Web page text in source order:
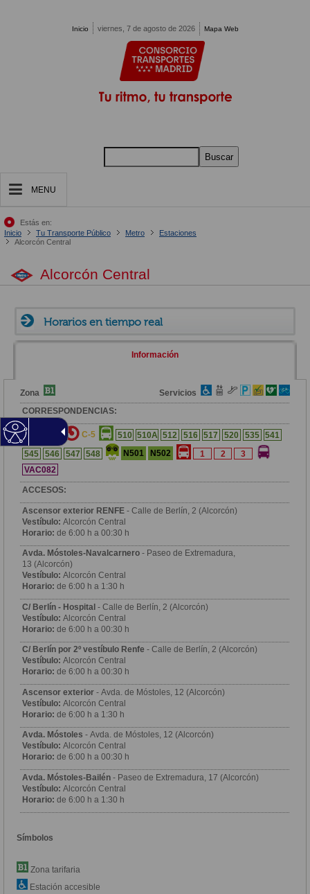
Inicio viernes, 7 de agosto de 2026 Mapa Web
Buscar
MENU
Estás en:
Inicio
Tu Transporte Público Metro
Estaciones
Alcorcón Central
Alcorcón Central
Horarios en tiempo real
Información
Zona
Servicios
CORRESPONDENCIAS:
C-5 510 510A 512 516 517 520 535
541
545
546 547 548 N501 N502 1 2
3
VAC082
ACCESOS:
Ascensor exterior RENFE - Calle de Berlín, 2 (Alcorcón)
Vestíbulo: Alcorcón Central
Horario: de 6:00 h a 00:30 h
Avda. Móstoles-Navalcarnero - Paseo de Extremadura,
13 (Alcorcón)
Vestíbulo: Alcorcón Central
Horario: de 6:00 h a 1:30 h
C/ Berlín - Hospital - Calle de Berlín, 2 (Alcorcón)
Vestíbulo: Alcorcón Central
Horario: de 6:00 h a 00:30 h
C/ Berlín por 2º vestíbulo Renfe - Calle de Berlín, 2 (Alcorcón)
Vestíbulo: Alcorcón Central
Horario: de 6:00 h a 00:30 h
Ascensor exterior - Avda. de Móstoles, 12 (Alcorcón)
Vestíbulo: Alcorcón Central
Horario: de 6:00 h a 1:30 h
Avda. Móstoles - Avda. de Móstoles, 12 (Alcorcón)
Vestíbulo: Alcorcón Central
Horario: de 6:00 h a 00:30 h
Avda. Móstoles-Bailén - Paseo de Extremadura, 17 (Alcorcón)
Vestíbulo: Alcorcón Central
Horario: de 6:00 h a 1:30 h
Símbolos
Zona tarifaria
Estación accesible